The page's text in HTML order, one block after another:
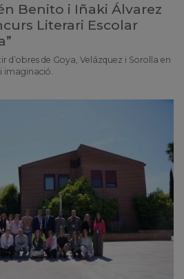
Benito i Iñaki Álvarez
Literari Escolar
d’obres de Goya, Velázquez i Sorolla en
imaginació.